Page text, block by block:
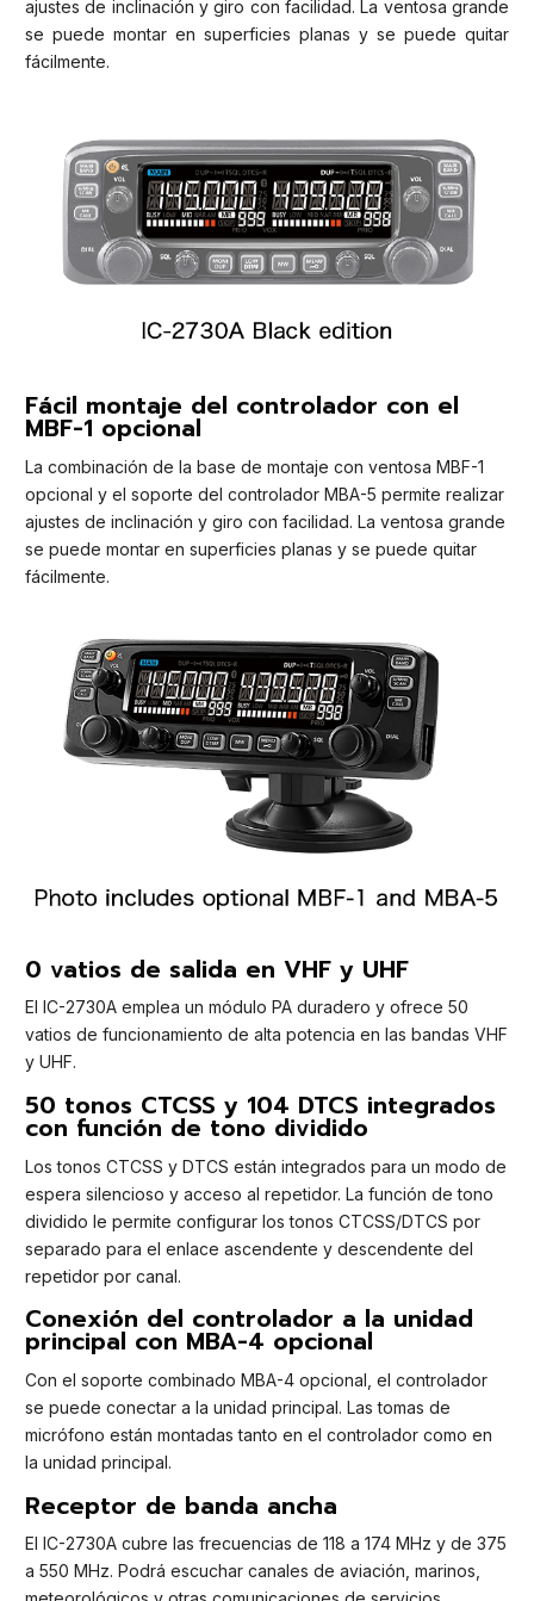
ajustes de inclinación y giro con facilidad. La ventosa grande
se puede montar en superficies planas y se puede quitar
fácilmente.
Fácil montaje del controlador con el
MBF-1 opcional
La combinación de la base de montaje con ventosa MBF-1
opcional y el soporte del controlador MBA-5 permite realizar
ajustes de inclinación y giro con facilidad. La ventosa grande
se puede montar en superficies planas y se puede quitar
fácilmente.
0 vatios de salida en VHF y UHF
El IC-2730A emplea un módulo PA duradero y ofrece 50
vatios de funcionamiento de alta potencia en las bandas VHF
y UHF.
50 tonos CTCSS y 104 DTCS integrados
con función de tono dividido
Los tonos CTCSS y DTCS están integrados para un modo de
espera silencioso y acceso al repetidor. La función de tono
dividido le permite configurar los tonos CTCSS/DTCS por
separado para el enlace ascendente y descendente del
repetidor por canal.
Conexión del controlador a la unidad
principal con MBA-4 opcional
Con el soporte combinado MBA-4 opcional, el controlador
se puede conectar a la unidad principal. Las tomas de
micrófono están montadas tanto en el controlador como en
la unidad principal.
Receptor de banda ancha
El IC-2730A cubre las frecuencias de 118 a 174 MHz y de 375
a 550 MHz. Podrá escuchar canales de aviación, marinos,